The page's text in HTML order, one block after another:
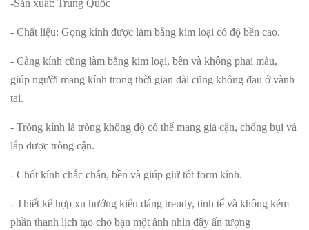
-Sản xuất: Trung Quốc
- Chất liệu: Gọng kính được làm bằng kim loại có độ bền cao.
- Càng kính cũng làm bằng kim loại, bền và không phai màu,
giúp người mang kính trong thời gian dài cũng không đau ở vành
tai.
- Tròng kính là tròng không độ có thể mang giả cận, chống bụi và
lắp được tròng cận.
- Chốt kính chắc chắn, bền và giúp giữ tốt form kính.
- Thiết kế hợp xu hướng kiểu dáng trendy, tinh tế và không kém
phần thanh lịch tạo cho bạn một ánh nhìn đầy ấn tượng